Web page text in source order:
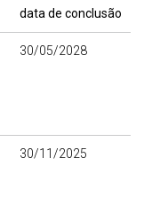
data de conclusão
30/05/2028
30/11/2025